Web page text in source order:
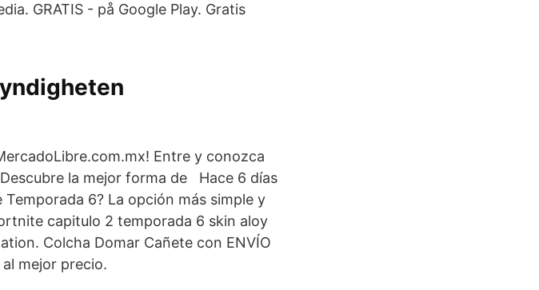
GRATIS - på Google Play. Gratis
Entre y conozca
la mejor forma de Hace 6 días
6? La opción más simple y
capitulo 2 temporada 6 skin aloy
Colcha Domar Cañete con ENVÍO
al mejor precio.